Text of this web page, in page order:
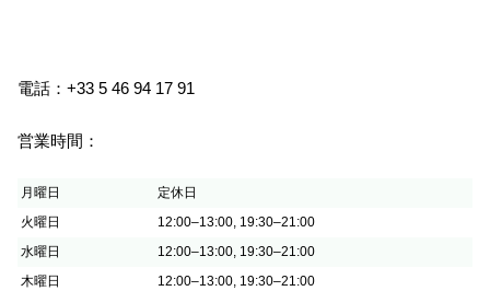
電話：+33 5 46 94 17 91
営業時間：
月曜日
定休日
火曜日
12:00–13:00, 19:30–21:00
水曜日
12:00–13:00, 19:30–21:00
木曜日
12:00–13:00, 19:30–21:00